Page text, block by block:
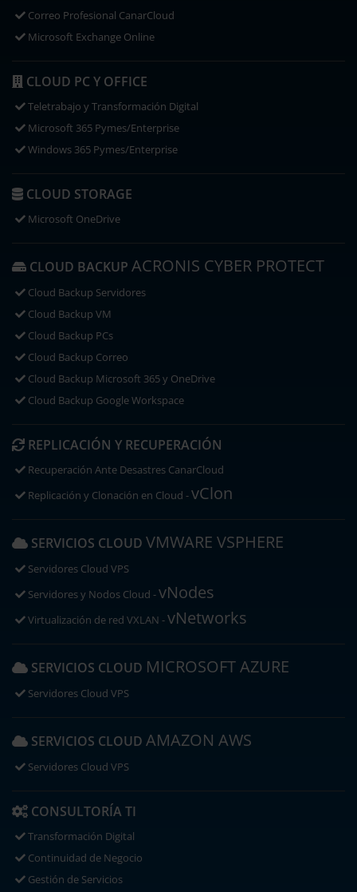
Correo Profesional CanarCloud
Microsoft Exchange Online
CLOUD PC Y OFFICE
Teletrabajo y Transformación Digital
Microsoft 365 Pymes/Enterprise
Windows 365 Pymes/Enterprise
CLOUD STORAGE
Microsoft OneDrive
CLOUD BACKUP ACRONIS CYBER PROTECT
Cloud Backup Servidores
Cloud Backup VM
Cloud Backup PCs
Cloud Backup Correo
Cloud Backup Microsoft 365 y OneDrive
Cloud Backup Google Workspace
REPLICACIÓN Y RECUPERACIÓN
Recuperación Ante Desastres CanarCloud
Replicación y Clonación en Cloud -vClon
SERVICIOS CLOUD VMWARE VSPHERE
Servidores Cloud VPS
Servidores y Nodos Cloud -vNodes
Virtualización de red VXLAN -vNetworks
SERVICIOS CLOUD MICROSOFT AZURE
Servidores Cloud VPS
SERVICIOS CLOUD AMAZON AWS
Servidores Cloud VPS
CONSULTORÍA TI
Transformación Digital
Continuidad de Negocio
Gestión de Servicios